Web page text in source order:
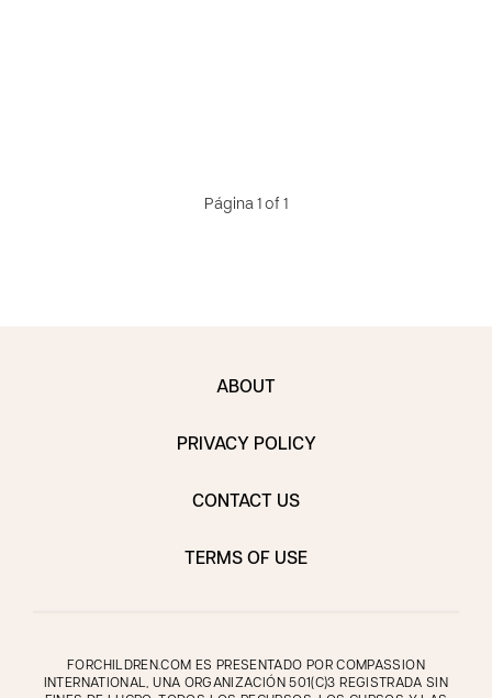
Página 1 of 1
ABOUT
PRIVACY POLICY
CONTACT US
TERMS OF USE
FORCHILDREN.COM ES PRESENTADO POR COMPASSION
INTERNATIONAL, UNA ORGANIZACIÓN 501(C)3 REGISTRADA SIN